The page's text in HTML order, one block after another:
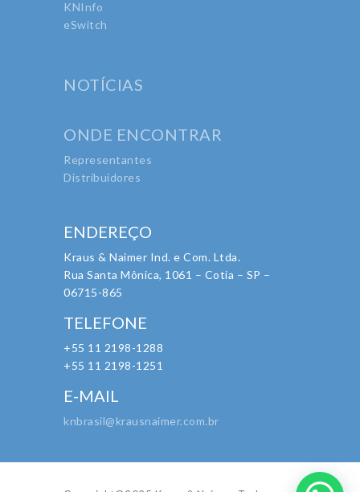
KNInfo
eSwitch
NOTÍCIAS
ONDE ENCONTRAR
Representantes
Distribuidores
ENDEREÇO
Kraus & Naimer Ind. e Com. Ltda.
Rua Santa Mônica, 1061 – Cotia – SP –
06715-865
TELEFONE
+55 11 2198-1288
+55 11 2198-1251
E-MAIL
knbrasil@krausnaimer.com.br